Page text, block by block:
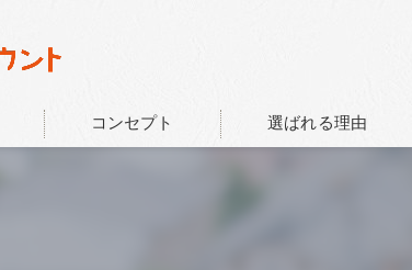
コンセプト 選ばれる理由